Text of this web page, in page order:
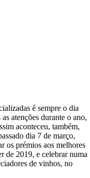
é sempre o dia
atenções durante o ano,
aconteceu, também,
dia 7 de março,
os prémios aos melhores
de 2019, e celebrar numa
de vinhos, no